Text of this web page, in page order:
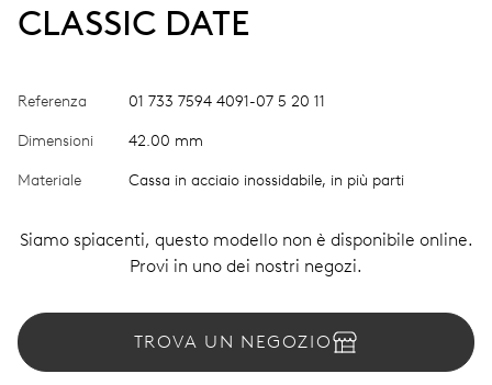
CLASSIC DATE
Referenza 01 733 7594 4091-07 5 20 11
Dimensioni 42.00 mm
Materiale Cassa in acciaio inossidabile, in più parti
Siamo spiacenti, questo modello non è disponibile online.
Provi in uno dei nostri negozi.
TROVA UN NEGOZIO